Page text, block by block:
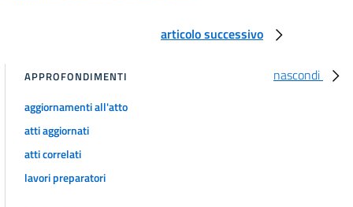
articolo successivo
nascondi
APPROFONDIMENTI
aggiornamenti all'atto
atti aggiornati
atti correlati
lavori preparatori